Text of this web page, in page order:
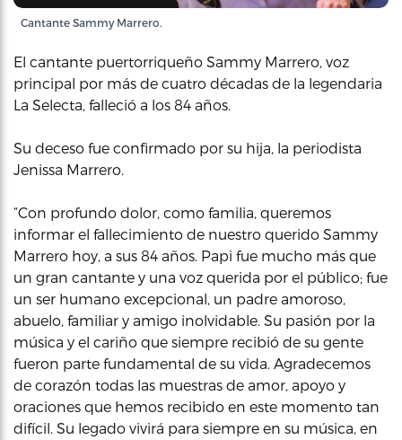
Cantante Sammy Marrero.
El cantante puertorriqueño Sammy Marrero, voz
principal por más de cuatro décadas de la legendaria
La Selecta, falleció a los 84 años.
Su deceso fue confirmado por su hija, la periodista
Jenissa Marrero.
“Con profundo dolor, como familia, queremos
informar el fallecimiento de nuestro querido Sammy
Marrero hoy, a sus 84 años. Papi fue mucho más que
un gran cantante y una voz querida por el público; fue
un ser humano excepcional, un padre amoroso,
abuelo, familiar y amigo inolvidable. Su pasión por la
música y el cariño que siempre recibió de su gente
fueron parte fundamental de su vida. Agradecemos
de corazón todas las muestras de amor, apoyo y
oraciones que hemos recibido en este momento tan
difícil. Su legado vivirá para siempre en su música, en